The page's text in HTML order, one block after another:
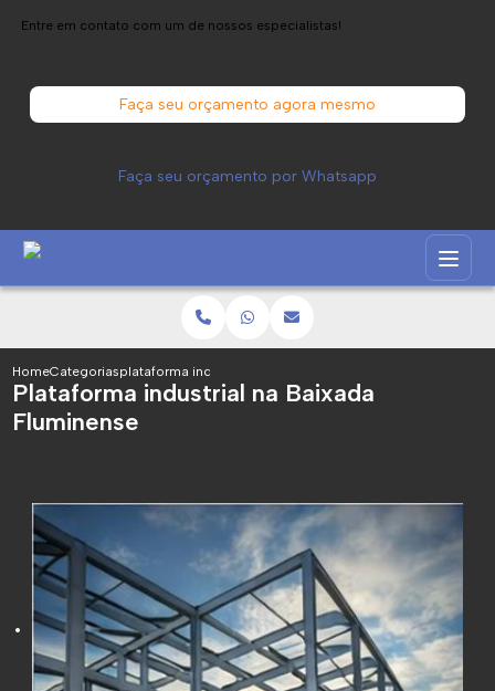
Entre em contato com um de nossos especialistas!
Faça seu orçamento agora mesmo
Faça seu orçamento por Whatsapp
HomeCategoriasplataforma industrial baixada fluminense
Plataforma industrial na Baixada
Fluminense